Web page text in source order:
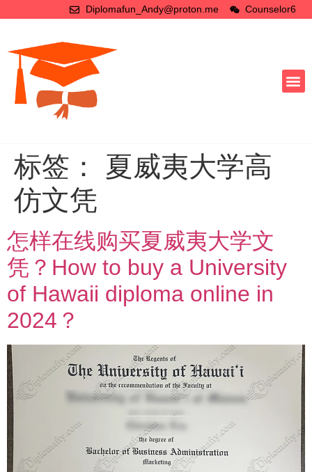
Diplomafun_Andy@proton.me Counselor6
标签： 夏威夷大学高
仿文凭
怎样在线购买夏威夷大学文
凭？How to buy a University
of Hawaii diploma online in
2024？